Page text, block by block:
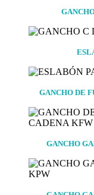
GANCHO DE
GANCHO